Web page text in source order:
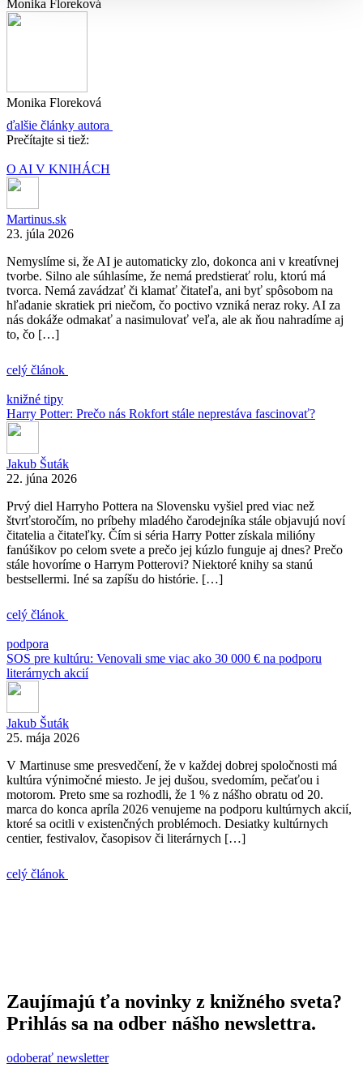
Monika Floreková
Monika Floreková
ďalšie články autora
Prečítajte si tiež:
O AI V KNIHÁCH
Martinus.sk
23. júla 2026
Nemyslíme si, že AI je automaticky zlo, dokonca ani v kreatívnej
tvorbe. Silno ale súhlasíme, že nemá predstierať rolu, ktorú má
tvorca. Nemá zavádzať či klamať čitateľa, ani byť spôsobom na
hľadanie skratiek pri niečom, čo poctivo vzniká neraz roky. AI za
nás dokáže odmakať a nasimulovať veľa, ale ak ňou nahradíme aj
to, čo […]
celý článok
knižné tipy
Harry Potter: Prečo nás Rokfort stále neprestáva fascinovať?
Jakub Šuták
22. júna 2026
Prvý diel Harryho Pottera na Slovensku vyšiel pred viac než
štvrťstoročím, no príbehy mladého čarodejníka stále objavujú noví
čitatelia a čitateľky. Čím si séria Harry Potter získala milióny
fanúšikov po celom svete a prečo jej kúzlo funguje aj dnes? Prečo
stále hovoríme o Harrym Potterovi? Niektoré knihy sa stanú
bestsellermi. Iné sa zapíšu do histórie. […]
celý článok
podpora
SOS pre kultúru: Venovali sme viac ako 30 000 € na podporu
literárnych akcií
Jakub Šuták
25. mája 2026
V Martinuse sme presvedčení, že v každej dobrej spoločnosti má
kultúra výnimočné miesto. Je jej dušou, svedomím, pečaťou i
motorom. Preto sme sa rozhodli, že 1 % z nášho obratu od 20.
marca do konca apríla 2026 venujeme na podporu kultúrnych akcií,
ktoré sa ocitli v existenčných problémoch. Desiatky kultúrnych
centier, festivalov, časopisov či literárnych […]
celý článok
Zaujímajú ťa novinky z knižného sveta?
Prihlás sa na odber nášho newslettra.
odoberať newsletter